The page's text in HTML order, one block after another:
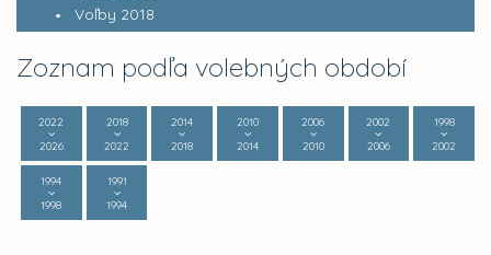
Voľby 2018
Zoznam podľa volebných období
2022
2026
2018
2022
2014
2018
2010
2014
2006
2010
2002
2006
1998
2002
1994
1998
1991
1994